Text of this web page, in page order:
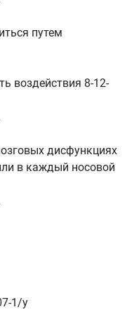
путем
воздействия 8-12-
дисфункциях
в каждый носовой
1/у